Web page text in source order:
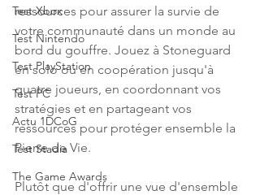
Test Xbox
Test Nintendo
Test PlayStation
Test PC
Actu 1DCoG
Test Stadia
The Game Awards
ressources pour assurer la survie de
votre communauté dans un monde au
bord du gouffre. Jouez à Stoneguard
en solo ou en coopération jusqu'à
quatre joueurs, en coordonnant vos
stratégies et en partageant vos
ressources pour protéger ensemble la
Pierre de Vie.
Plutôt que d'offrir une vue d'ensemble